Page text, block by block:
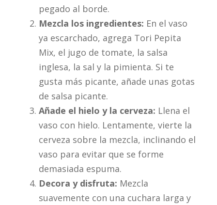
pegado al borde.
Mezcla los ingredientes: En el vaso
ya escarchado, agrega Tori Pepita
Mix, el jugo de tomate, la salsa
inglesa, la sal y la pimienta. Si te
gusta más picante, añade unas gotas
de salsa picante.
Añade el hielo y la cerveza: Llena el
vaso con hielo. Lentamente, vierte la
cerveza sobre la mezcla, inclinando el
vaso para evitar que se forme
demasiada espuma.
Decora y disfruta: Mezcla
suavemente con una cuchara larga y